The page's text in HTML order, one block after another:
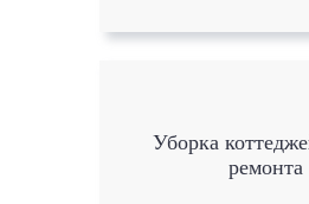
Уборка
ремонта